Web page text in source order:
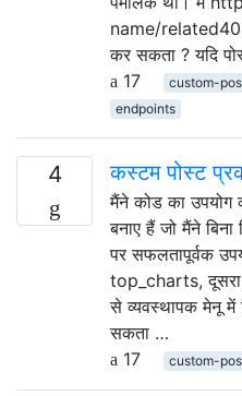
name/
कर सकता ? यदि
17
custom-
endpoints
4 कस्टम पोस्ट
मैंने कोड का उपयोग
बनाए हैं जो मैंने
पर सफलतापूर्वक
top_charts,
से व्यवस्थापक मेनू में
सकता …
17
custom-